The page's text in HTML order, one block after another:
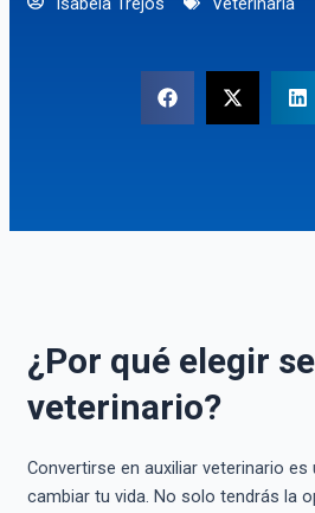
¿Por qué elegir
veterinario?
Convertirse en auxiliar veterinario es
cambiar tu vida. No solo tendrás la